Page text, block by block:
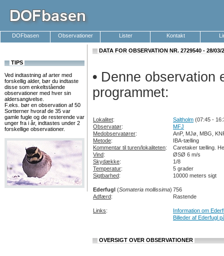
DOFbasen Observationer Lister Kontakt
TIPS
Ved indtastning af arter med
forskellig alder, bør du indtaste
disse som enkeltstående
observationer med hver sin
aldersangivelse.
F.eks. bør en observation af 50
Sortterner hvoraf de 35 var
gamle fugle og de resterende var
unger fra i år, indtastes under 2
forskellige observationer.
DATA FOR OBSERVATION NR. 2729540 - 28/03/
• Denne observation
programmet:
Lokalitet: Saltholm (07:45 -
Observatør:
MFJ
Medobservatører:
AnP, MJø, MBG,
Metode:
IBA-tælling
Kommentar til turen/lokaliteten:
Caretaker tælling.
Vind:
ØSØ 6 m/s
Skydække:
1/8
Temperatur:
5 grader
Sigtbarhed: 10000 meters sigt
Ederfugl (Somateria mollissima) 756
Adfærd: Rastende
Links:
Information om
Billeder af Ederfugl
OVERSIGT OVER OBSERVATIONER